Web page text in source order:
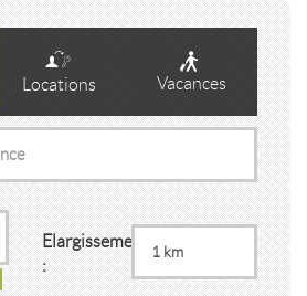
Locations Vacances
Elargissement
: